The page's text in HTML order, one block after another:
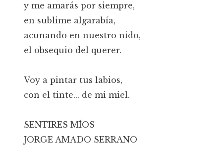
y me amarás por siempre,
en sublime algarabía,
acunando en nuestro nido,
el obsequio del querer.
Voy a pintar tus labios,
con el tinte... de mi miel.
SENTIRES MÍOS
JORGE AMADO SERRANO